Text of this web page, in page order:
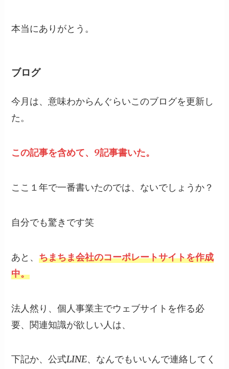
本当にありがとう。
ブログ
今月は、意味わからんぐらいこのブログを更新し
た。
この記事を含めて、9記事書いた。
ここ１年で一番書いたのでは、ないでしょうか？
自分でも驚きです笑
あと、ちまちま会社のコーポレートサイトを作成
中。
法人然り、個人事業主でウェブサイトを作る必
要、関連知識が欲しい人は、
下記か、公式LINE、なんでもいいんで連絡してく